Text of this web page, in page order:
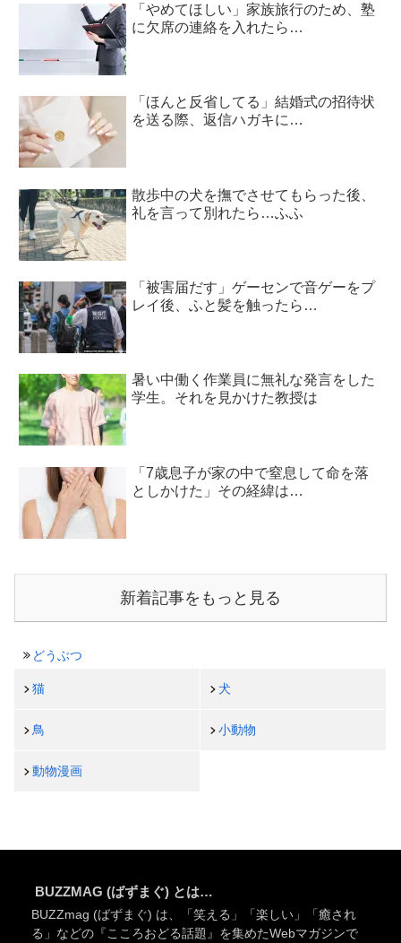
「やめてほしい」家族旅行のため、塾
に欠席の連絡を入れたら…
「ほんと反省してる」結婚式の招待状
を送る際、返信ハガキに…
散歩中の犬を撫でさせてもらった後、
礼を言って別れたら…ふふ
「被害届だす」ゲーセンで音ゲーをプ
レイ後、ふと髪を触ったら…
暑い中働く作業員に無礼な発言をした
学生。それを見かけた教授は
「7歳息子が家の中で窒息して命を落
としかけた」その経緯は…
新着記事をもっと見る
どうぶつ
猫 犬
鳥 小動物
動物漫画
BUZZMAG (ばずまぐ) とは…
BUZZmag (ばずまぐ) は、「笑える」「楽しい」「癒され
る」などの『こころおどる話題』を集めたWebマガジンで